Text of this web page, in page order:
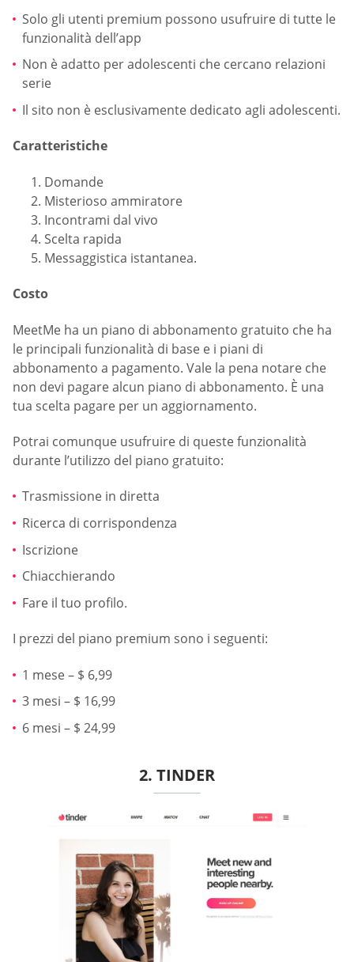
Solo gli utenti premium possono usufruire di tutte le
funzionalità dell’app
Non è adatto per adolescenti che cercano relazioni
serie
Il sito non è esclusivamente dedicato agli adolescenti.
Caratteristiche
Domande
Misterioso ammiratore
Incontrami dal vivo
Scelta rapida
Messaggistica istantanea.
Costo
MeetMe ha un piano di abbonamento gratuito che ha
le principali funzionalità di base e i piani di
abbonamento a pagamento. Vale la pena notare che
non devi pagare alcun piano di abbonamento. È una
tua scelta pagare per un aggiornamento.
Potrai comunque usufruire di queste funzionalità
durante l’utilizzo del piano gratuito:
Trasmissione in diretta
Ricerca di corrispondenza
Iscrizione
Chiacchierando
Fare il tuo profilo.
I prezzi del piano premium sono i seguenti:
1 mese – $ 6,99
3 mesi – $ 16,99
6 mesi – $ 24,99
2. TINDER